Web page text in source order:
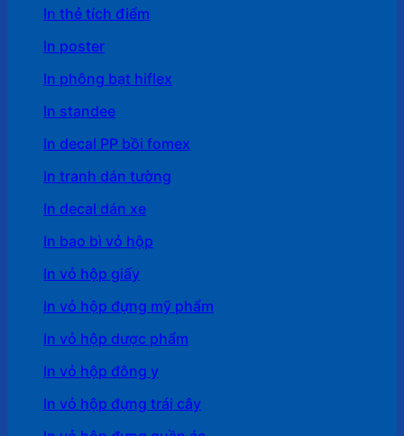
In thẻ tích điểm
In poster
In phông bạt hiflex
In standee
In decal PP bồi fomex
In tranh dán tường
In decal dán xe
In bao bì vỏ hộp
In vỏ hộp giấy
In vỏ hộp đựng mỹ phẩm
In vỏ hộp dược phẩm
In vỏ hộp đông y
In vỏ hộp đựng trái cây